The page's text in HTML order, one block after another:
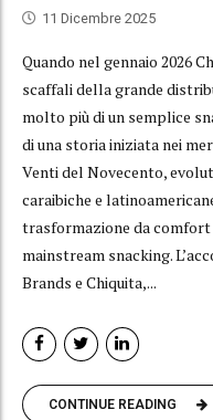
11 Dicembre 2025
Quando nel gennaio 2026
scaffali della grande
molto più di un semplice
di una storia iniziata nei
Venti del Novecento,
caraibiche e
trasformazione da comfort
mainstream snacking.
Brands e Chiquita,...
CONTINUE READING